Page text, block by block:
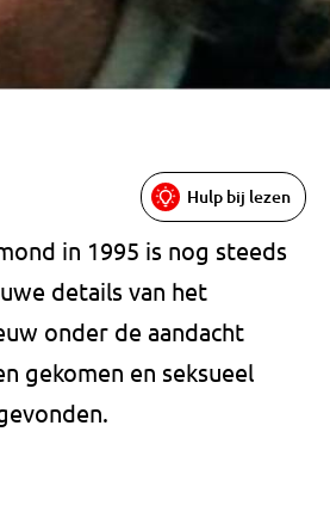
Hulp bij lezen
in 1995 is nog steeds
details van het
onder de aandacht
gekomen en seksueel